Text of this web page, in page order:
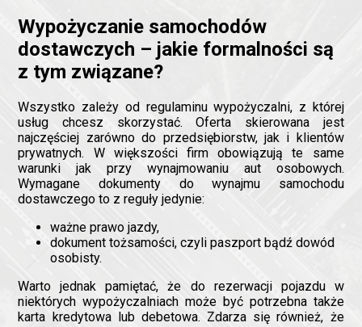
Wypożyczanie samochodów
dostawczych – jakie formalności są
z tym związane?
Wszystko zależy od regulaminu wypożyczalni, z której
usług chcesz skorzystać. Oferta skierowana jest
najczęściej zarówno do przedsiębiorstw, jak i klientów
prywatnych. W większości firm obowiązują te same
warunki jak przy wynajmowaniu aut osobowych.
Wymagane dokumenty do wynajmu samochodu
dostawczego to z reguły jedynie:
ważne prawo jazdy,
dokument tożsamości, czyli paszport bądź dowód
osobisty.
Warto jednak pamiętać, że do rezerwacji pojazdu w
niektórych wypożyczalniach może być potrzebna także
karta kredytowa lub debetowa. Zdarza się również, że